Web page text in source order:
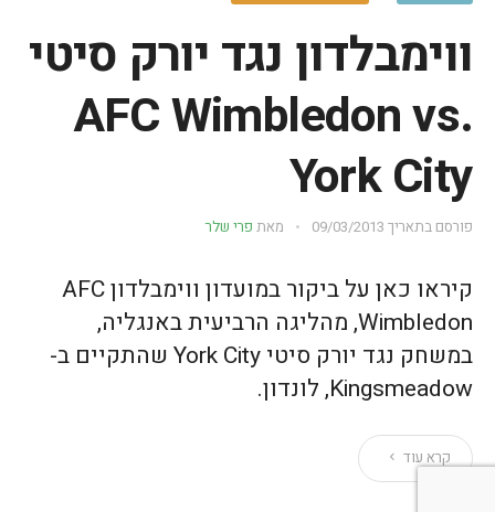
ווימבלדון נגד יורק סיטי
AFC Wimbledon vs.
York City
פורסם בתאריך 09/03/2013 מאת פרי שלר
קיראו כאן על ביקור במועדון ווימבלדון AFC
Wimbledon, מהליגה הרביעית באנגליה,
במשחק נגד יורק סיטי York City שהתקיים ב-
Kingsmeadow, לונדון.
קרא עוד